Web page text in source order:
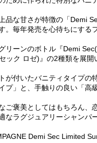
品な甘さが特徴の「Demi
。毎年発売を心待ちにする
リーンのボトル『Demi
ック ロゼ)』の2種類を展開
が付いたバニティタイプの
プ」と、手触りの良い「高
ご褒美としてはもちろん、
なラグジュアリーシャンパ
Demi Sec Limited